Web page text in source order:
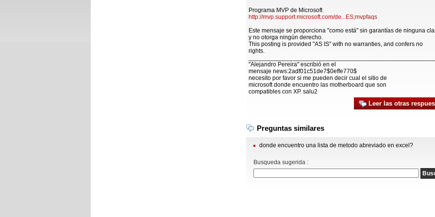
Programa MVP de Microsoft
http://mvp.support.microsoft.com/de...ES;mvpfaqs
Este mensaje se proporciona "como está" sin garantías de ninguna
y no otorga ningún derecho.
This posting is provided "AS IS" with no warranties, and confers no
rights.
"Alejandro Pereira" escribió en el
mensaje news:2adf01c51de7$0effe770$
necesito por favor si me pueden decir cual el sitio de
microsoft donde encuentro las motherboard que son
compatibles con XP. salu2
Leer las otras
Preguntas similares
donde encuentro una lista de metodo abreviado en excel?
Busqueda sugerida :